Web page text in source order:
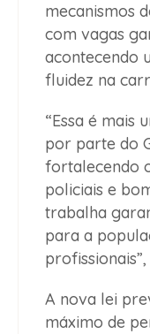
mecanismos
com vagas
acontecendo
fluidez na
“Essa é mais
por parte do
fortalecendo
policiais e
trabalha
para a
A nova lei
máximo de